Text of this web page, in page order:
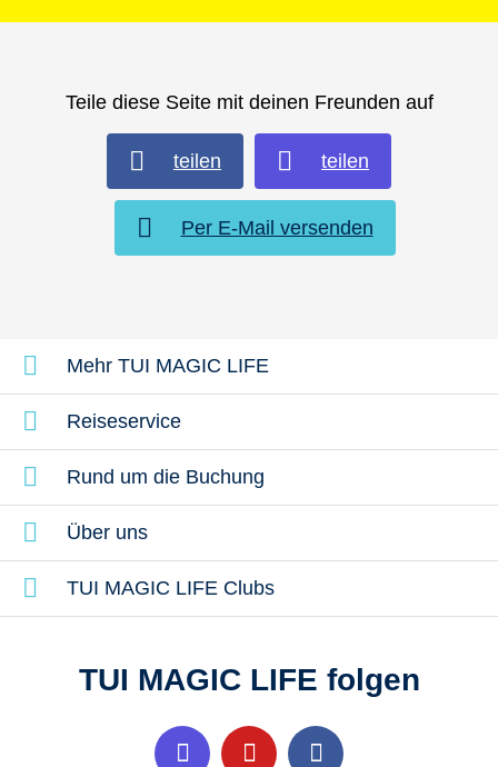
Teile diese Seite mit deinen Freunden auf
teilen teilen
Per E-Mail versenden
Mehr TUI MAGIC LIFE
Reiseservice
Rund um die Buchung
Über uns
TUI MAGIC LIFE Clubs
TUI MAGIC LIFE folgen